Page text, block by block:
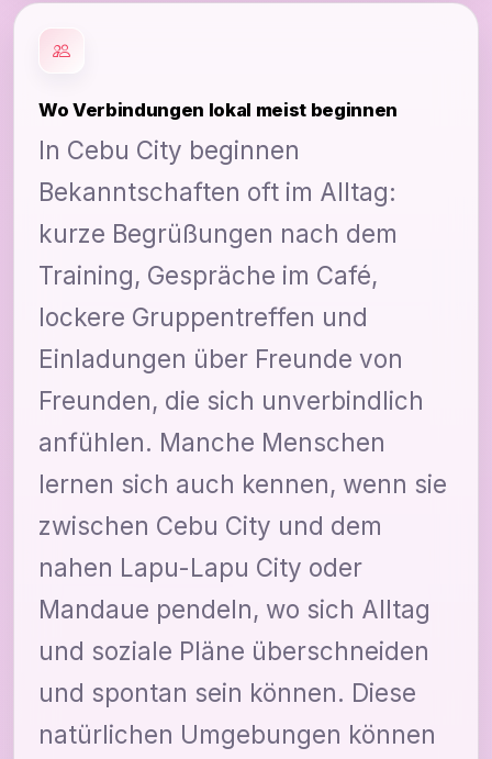
Wo Verbindungen lokal meist beginnen
In Cebu City beginnen
Bekanntschaften oft im Alltag:
kurze Begrüßungen nach dem
Training, Gespräche im Café,
lockere Gruppentreffen und
Einladungen über Freunde von
Freunden, die sich unverbindlich
anfühlen. Manche Menschen
lernen sich auch kennen, wenn sie
zwischen Cebu City und dem
nahen Lapu-Lapu City oder
Mandaue pendeln, wo sich Alltag
und soziale Pläne überschneiden
und spontan sein können. Diese
natürlichen Umgebungen können